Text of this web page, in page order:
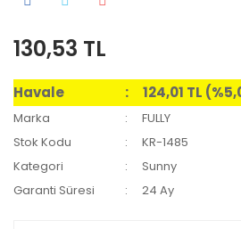
130,53 TL
Havale 124,01 TL
Marka
FULLY
Stok Kodu
KR-1485
Kategori
Sunny
Garanti Süresi
24 Ay